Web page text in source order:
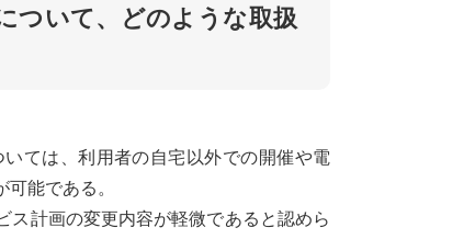
ついて、どのような取扱
ては、利用者の自宅以外での開催や電
能である。
ス計画の変更内容が軽微であると認めら